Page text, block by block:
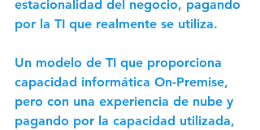
estacionalidad del negocio, pagando
por la TI que realmente se utiliza.
Un modelo de TI que proporciona
capacidad informática On-Premise,
pero con una experiencia de nube y
pagando por la capacidad utilizada,